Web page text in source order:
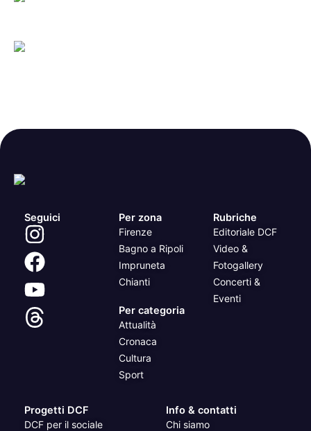
Seguici Per zona
Firenze
Bagno a Ripoli
Impruneta
Chianti
Per categoria
Attualità
Cronaca
Cultura
Sport
Rubriche
Editoriale DCF
Video &
Fotogallery
Concerti &
Eventi
Progetti DCF
DCF per il sociale
Info & contatti
Chi siamo